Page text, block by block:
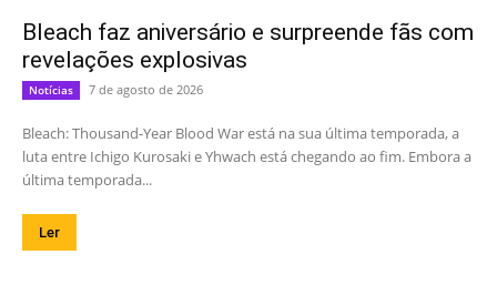
Bleach faz aniversário e surpreende fãs com
revelações explosivas
Notícias 7 de agosto de 2026
Bleach: Thousand-Year Blood War está na sua última temporada, a
luta entre Ichigo Kurosaki e Yhwach está chegando ao fim. Embora a
última temporada...
Ler